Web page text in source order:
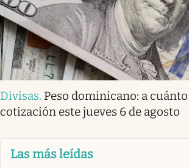
Divisas. Peso dominicano: a
cotización este jueves 6 de agosto
Las más leídas